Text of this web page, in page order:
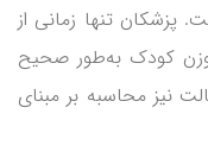
پزشکان تنها زمانی از
وزن کودک به‌طور صحیح
نیز محاسبه بر مبنای